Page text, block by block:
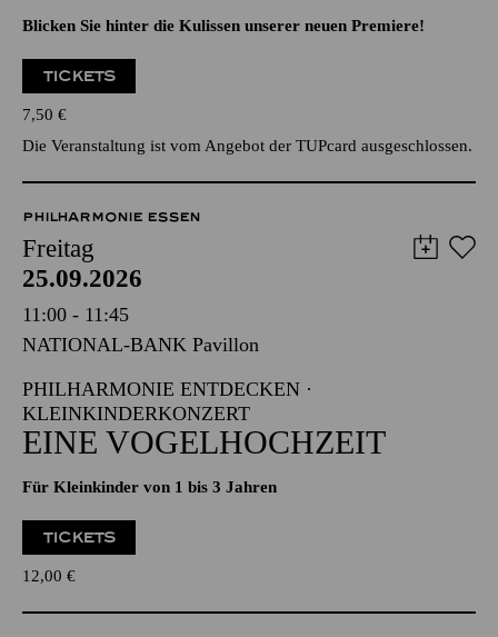
Blicken Sie hinter die Kulissen unserer neuen Premiere!
TICKETS
7,50 €
Die Veranstaltung ist vom Angebot der TUPcard ausgeschlossen.
PHILHARMONIE ESSEN
Freitag
25.09.2026
11:00 - 11:45
NATIONAL-BANK Pavillon
PHILHARMONIE ENTDECKEN ·
KLEINKINDERKONZERT
EINE VOGELHOCHZEIT
Für Kleinkinder von 1 bis 3 Jahren
TICKETS
12,00 €